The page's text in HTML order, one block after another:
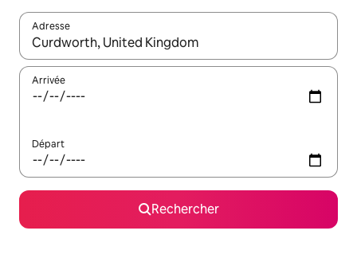
Adresse
Lorsque les résultats s'affichent, utilisez les flèches vers le
Arrivée
Départ
Rechercher